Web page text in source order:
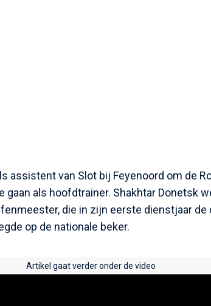
assistent van Slot bij Feyenoord om de
gaan als hoofdtrainer. Shakhtar Donetsk
die in zijn eerste dienstjaar de
op de nationale beker.
Artikel gaat verder onder de video